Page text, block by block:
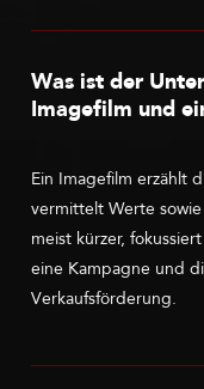
Was ist der
Imagefilm und
Ein Imagefilm erzählt
vermittelt Werte sowie
meist kürzer,
eine Kampagne und
Verkaufsförderung.